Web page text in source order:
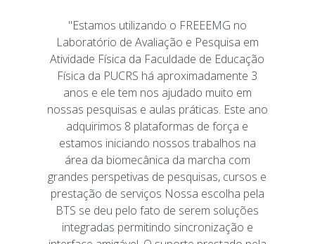
"Estamos utilizando o FREEEMG no
Laboratório de Avaliação e Pesquisa em
Atividade Física da Faculdade de Educação
Física da PUCRS há aproximadamente 3
anos e ele tem nos ajudado muito em
nossas pesquisas e aulas práticas. Este ano
adquirimos 8 plataformas de força e
estamos iniciando nossos trabalhos na
área da biomecânica da marcha com
grandes perspetivas de pesquisas, cursos e
prestação de serviços Nossa escolha pela
BTS se deu pelo fato de serem soluções
integradas permitindo sincronização e